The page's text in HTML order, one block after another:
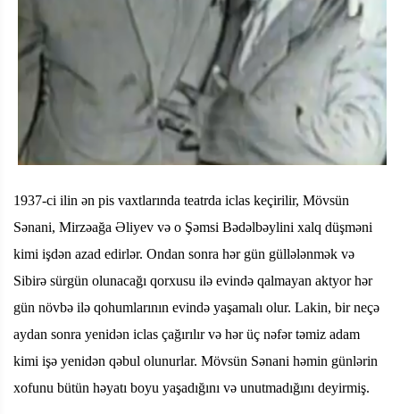
1937-ci ilin ən pis vaxtlarında teatrda iclas keçirilir, Mövsün
Sənani, Mirzəağa Əliyev və o Şəmsi Bədəlbəylini xalq düşməni
kimi işdən azad edirlər. Ondan sonra hər gün güllələnmək və
Sibirə sürgün olunacağı qorxusu ilə evində qalmayan aktyor hər
gün növbə ilə qohumlarının evində yaşamalı olur. Lakin, bir neçə
aydan sonra yenidən iclas çağırılır və hər üç nəfər təmiz adam
kimi işə yenidən qəbul olunurlar. Mövsün Sənani həmin günlərin
xofunu bütün həyatı boyu yaşadığını və unutmadığını deyirmiş.